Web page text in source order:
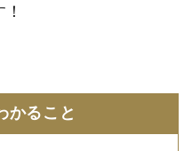
かること